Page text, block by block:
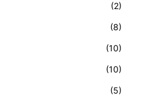
(2)
(8)
(10)
(10)
(5)